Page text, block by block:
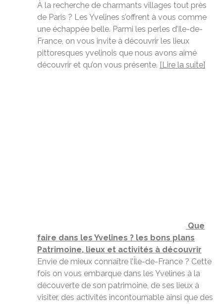
À la recherche de charmants villages tout près
de Paris ? Les Yvelines s’offrent à vous comme
une échappée belle. Parmi les perles d’Ile-de-
France, on vous invite à découvrir les lieux
pittoresques yvelinois que nous avons aimé
découvrir et qu’on vous présente. [Lire la suite]
Que
faire dans les Yvelines ? les bons plans
Patrimoine, lieux et activités à découvrir
Envie de mieux connaître l’Île-de-France ? Cette
fois on vous embarque dans les Yvelines à la
découverte de son patrimoine, de ses lieux à
visiter, des activités incontournable ainsi que des